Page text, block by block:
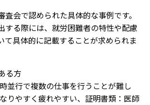
査会で認められた具体的な事例です。
する際には、就労困難者の特性や配慮
て具体的に記載することが求められま
る方
並行で複数の仕事を行うことが難し
りやすく疲れやすい、証明書類：医師